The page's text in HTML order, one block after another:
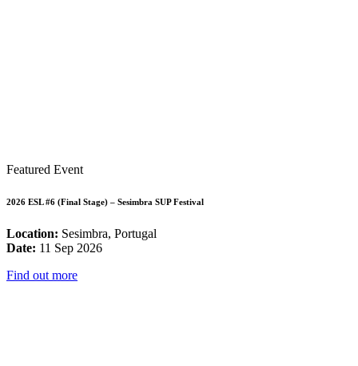
Featured Event
2026 ESL #6 (Final Stage) – Sesimbra SUP Festival
Location: Sesimbra, Portugal
Date: 11 Sep 2026
Find out more